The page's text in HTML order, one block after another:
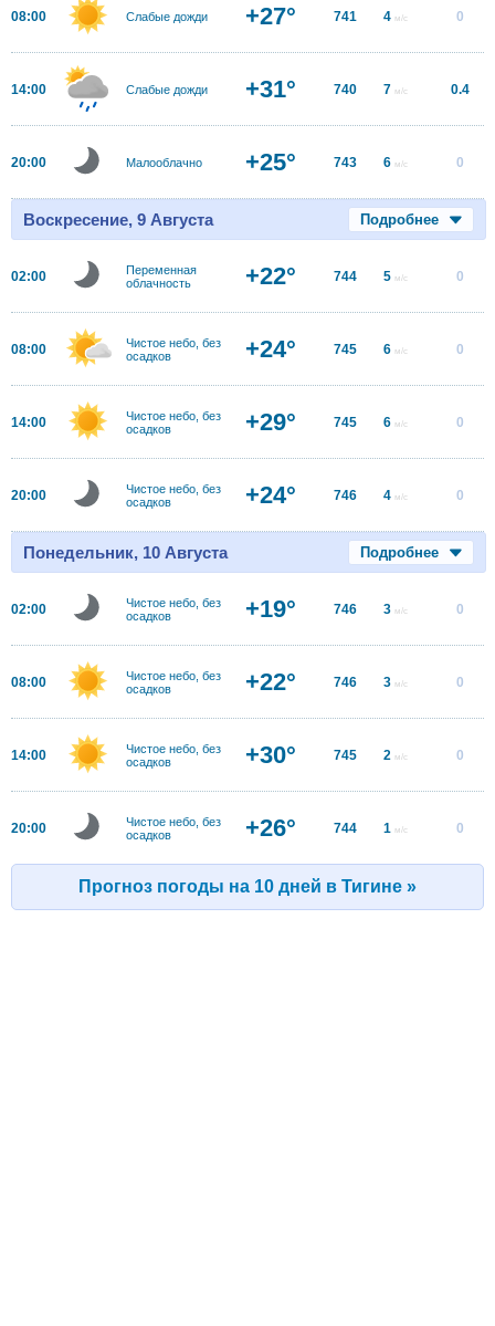
08:00 Слабые дожди +27° 741 4 м/с 0
14:00 Слабые дожди +31° 740 7 м/с 0.4
20:00 Малооблачно +25° 743 6 м/с 0
Воскресение, 9 Августа Подробнее
02:00
Переменная
облачность
+22° 744 5 м/с 0
08:00
Чистое небо, без
осадков
+24° 745 6 м/с 0
14:00
Чистое небо, без
осадков
+29° 745 6 м/с 0
20:00
Чистое небо, без
осадков
+24° 746 4 м/с 0
Понедельник, 10 Августа Подробнее
02:00
Чистое небо, без
осадков
+19° 746 3 м/с 0
08:00
Чистое небо, без
осадков
+22° 746 3 м/с 0
14:00
Чистое небо, без
осадков
+30° 745 2 м/с 0
20:00
Чистое небо, без
осадков
+26° 744 1 м/с 0
Прогноз погоды на 10 дней в Тигине »